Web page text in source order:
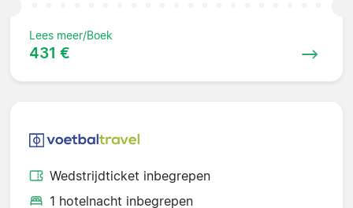
Lees meer/Boek
431 €
Wedstrijdticket inbegrepen
1 hotelnacht inbegrepen